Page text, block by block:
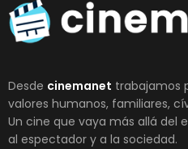
Desde cinemanet trabajamos
valores humanos, familiares,
Un cine que vaya más allá del
al espectador y a la sociedad.